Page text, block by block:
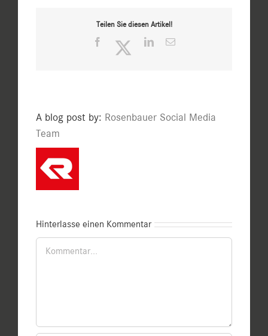
Teilen Sie diesen Artikel!
Facebook TwitterLinkedIn
E-
A blog post by: Rosenbauer Social Media
Team
Hinterlasse einen Kommentar
Kommentar